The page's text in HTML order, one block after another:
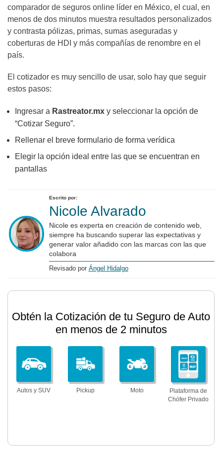
comparador de seguros online líder en México, el cual, en
menos de dos minutos muestra resultados personalizados
y contrasta pólizas, primas, sumas aseguradas y
coberturas de HDI y más compañías de renombre en el
país.
El cotizador es muy sencillo de usar, solo hay que seguir
estos pasos:
Ingresar a Rastreator.mx y seleccionar la opción de
“Cotizar Seguro”.
Rellenar el breve formulario de forma verídica
Elegir la opción ideal entre las que se encuentran en
pantallas
Escrito por:
Nicole Alvarado
Nicole es experta en creación de contenido web,
siempre ha buscando superar las expectativas y
generar valor añadido con las marcas con las que
colabora
Revisado por Ángel Hidalgo
Obtén la Cotización de tu Seguro de Auto
en menos de 2 minutos
Autos y SUV Pickup Moto
Plataforma de
Chófer Privado